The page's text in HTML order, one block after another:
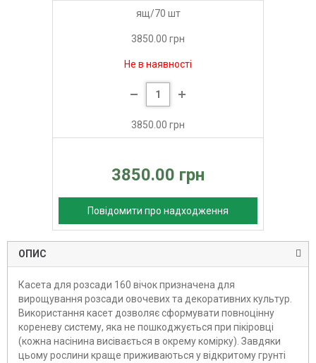
ящ/70 шт
3850.00 грн
Не в наявності
3850.00 грн
3850.00 грн
Повідомити про надходження
ОПИС
Касета для розсади 160 вічок призначена для
вирощування розсади овочевих та декоративних культур.
Використання касет дозволяє сформувати повноцінну
кореневу систему, яка не пошкоджується при пікіровці
(кожна насінина висівається в окрему комірку). Завдяки
цьому рослини краще приживаються у відкритому грунті